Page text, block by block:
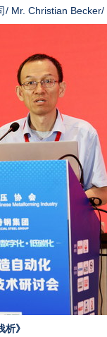
/ Mr. Christian Becker/
》